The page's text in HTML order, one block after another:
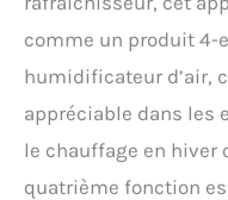
comme un produit 4-
humidificateur d’air,
appréciable dans les
le chauffage en hiver
quatrième fonction